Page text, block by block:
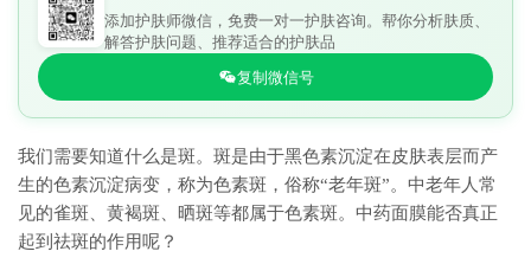
添加护肤师微信，免费一对一护肤咨询。帮你分析肤质、
解答护肤问题、推荐适合的护肤品
复制微信号
我们需要知道什么是斑。斑是由于黑色素沉淀在皮肤表层而产
生的色素沉淀病变，称为色素斑，俗称“老年斑”。中老年人常
见的雀斑、黄褐斑、晒斑等都属于色素斑。中药面膜能否真正
起到祛斑的作用呢？